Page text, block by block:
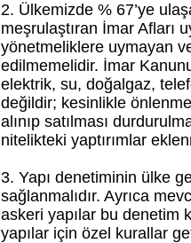
2. Ülkemizde % 67’ye
meşrulaştıran İmar Afları
yönetmeliklere uymayan
edilmemelidir. İmar
elektrik, su, doğalgaz,
değildir; kesinlikle
alınıp satılması
nitelikteki yaptırımlar
3. Yapı denetiminin ülke
sağlanmalıdır. Ayrıca
askeri yapılar bu denetim
yapılar için özel kurallar